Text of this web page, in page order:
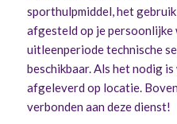
sporthulpmiddel, het
afgesteld op je persoonlijke
uitleenperiode technische
beschikbaar. Als het nodig
afgeleverd op locatie.
verbonden aan deze dienst!